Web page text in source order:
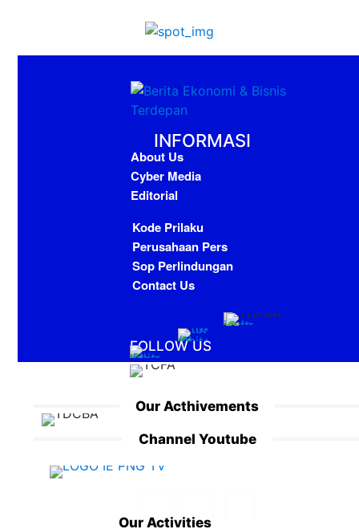
INFORMASI
About Us
Cyber Media
Editorial
Kode Prilaku
Perusahaan Pers
Sop Perlindungan
Contact Us
FOLLOW US
Our Acthivements
Channel Youtube
Our Activities